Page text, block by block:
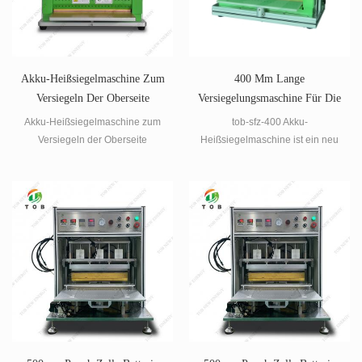
Akku-Heißsiegelmaschine Zum
Versiegeln Der Oberseite
Akku-Heißsiegelmaschine zum
Versiegeln der Oberseite
400 Mm Lange
Versiegelungsmaschine Für Die
Oberseite Der Batterie
tob-sfz-400 Akku-
Heißsiegelmaschine ist ein neu
von Aluminium-Laminatfolien
während der Herstellung von
Beuteln (Polymer-Li-Ion-Zellen).
Es verfügt über einen 400 mm
langen Siegelkopf, der für
größere Laboruntersuchungen
in Beuteln geeignet ist.